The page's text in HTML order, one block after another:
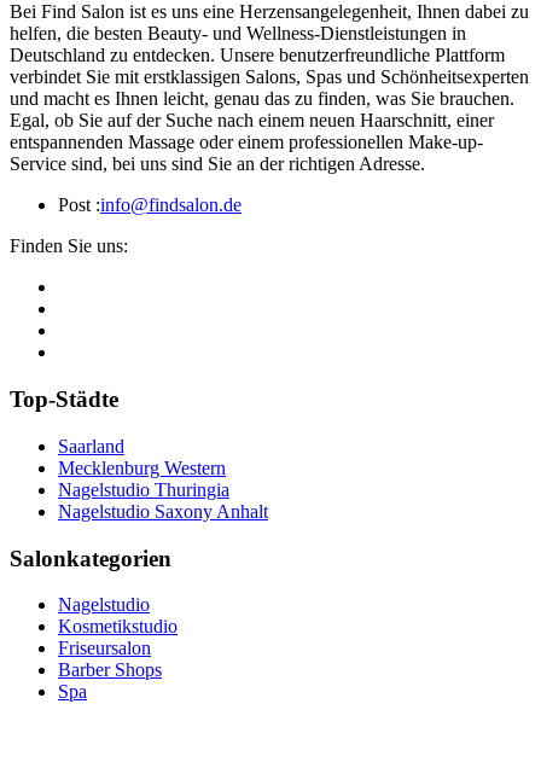
Bei Find Salon ist es uns eine Herzensangelegenheit, Ihnen dabei zu
helfen, die besten Beauty- und Wellness-Dienstleistungen in
Deutschland zu entdecken. Unsere benutzerfreundliche Plattform
verbindet Sie mit erstklassigen Salons, Spas und Schönheitsexperten
und macht es Ihnen leicht, genau das zu finden, was Sie brauchen.
Egal, ob Sie auf der Suche nach einem neuen Haarschnitt, einer
entspannenden Massage oder einem professionellen Make-up-
Service sind, bei uns sind Sie an der richtigen Adresse.
Post :info@findsalon.de
Finden Sie uns:
Top-Städte
Saarland
Mecklenburg Western
Nagelstudio Thuringia
Nagelstudio Saxony Anhalt
Salonkategorien
Nagelstudio
Kosmetikstudio
Friseursalon
Barber Shops
Spa